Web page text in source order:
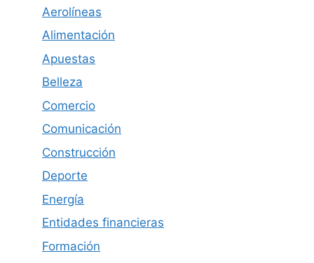
Aerolíneas
Alimentación
Apuestas
Belleza
Comercio
Comunicación
Construcción
Deporte
Energía
Entidades financieras
Formación